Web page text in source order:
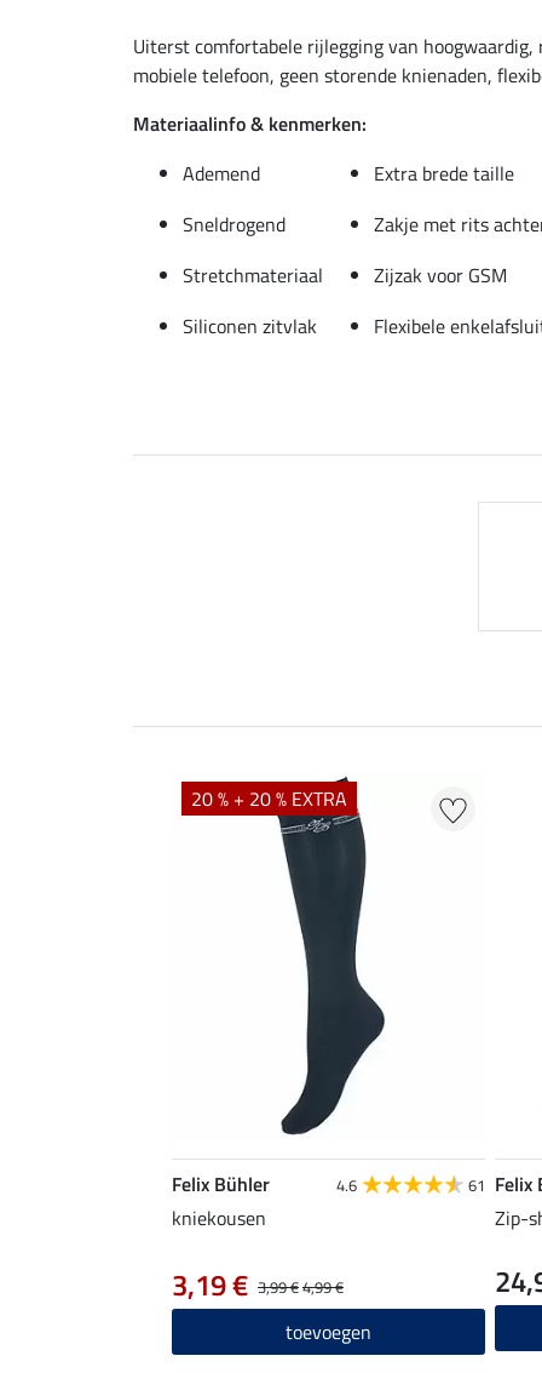
Uiterst comfortabele rijlegging van
mobiele telefoon, geen storende knienaden,
Materiaalinfo & kenmerken:
Ademend
Extra brede taille
Sneldrogend
Zakje met rits
Stretchmateriaal
Zijzak voor GSM
Siliconen zitvlak
Flexibele
20 % + 20 % EXTRA
Felix Bühler 4.6 61
kniekousen
3,99 €4,99 €
3,19 €
toevoegen
Felix
Zip-